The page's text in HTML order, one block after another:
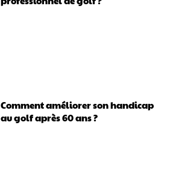
Comment améliorer son handicap
au golf après 60 ans ?